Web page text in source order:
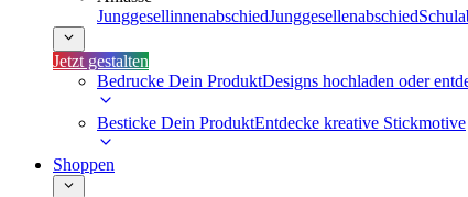
JunggesellinnenabschiedJunggesellenabschied
Jetzt gestalten
Bedrucke Dein ProduktDesigns hochladen oder
Besticke Dein ProduktEntdecke kreative Stickmotive
Shoppen